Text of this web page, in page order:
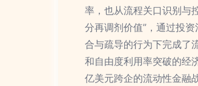
率，也从流程关口识别与
分再调剂价值”，通过投
合与疏导的行为下完成了
和自由度利用率突破的经
亿美元跨企的流动性金融